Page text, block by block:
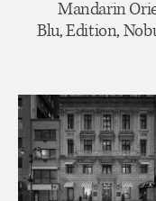
Mandarin
Blu, Edition,